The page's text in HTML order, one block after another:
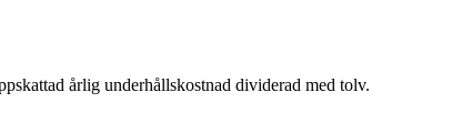
årlig underhållskostnad dividerad med tolv.